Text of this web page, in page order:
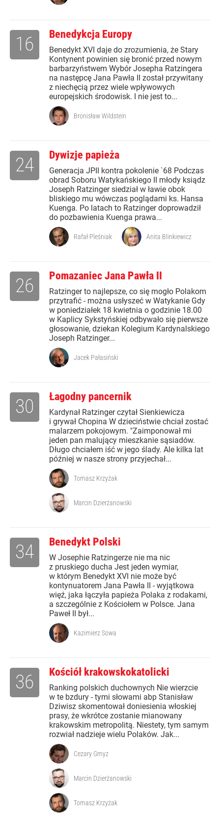
Benedykcja Europy
Benedykt XVI daje do zrozumienia, że Stary
Kontynent powinien się bronić przed nowym
barbarzyństwem Wybór Josepha Ratzingera
na następcę Jana Pawła II został przywitany
z niechęcią przez wiele wpływowych
europejskich środowisk. I nie jest to...
16
Bronisław Wildstein
Dywizje papieża
Generacja JPII kontra pokolenie `68 Podczas
obrad Soboru Watykańskiego II młody ksiądz
Joseph Ratzinger siedział w ławie obok
bliskiego mu wówczas poglądami ks. Hansa
Kuenga. Po latach to Ratzinger doprowadził
do pozbawienia Kuenga prawa...
24
Rafał Pleśniak Anita Blinkiewicz
Pomazaniec Jana Pawła II
Ratzinger to najlepsze, co się mogło Polakom
przytrafić - można usłyszeć w Watykanie Gdy
w poniedziałek 18 kwietnia o godzinie 18.00
w Kaplicy Sykstyńskiej odbywało się pierwsze
głosowanie, dziekan Kolegium Kardynalskiego
Joseph Ratzinger...
26
Jacek Pałasiński
Łagodny pancernik
Kardynał Ratzinger czytał Sienkiewicza
i grywał Chopina W dzieciństwie chciał zostać
malarzem pokojowym. "Zaimponował mi
jeden pan malujący mieszkanie sąsiadów.
Długo chciałem iść w jego ślady. Ale kilka lat
później w nasze strony przyjechał...
30
Tomasz Krzyżak
Marcin Dzierżanowski
Benedykt Polski
W Josephie Ratzingerze nie ma nic
z pruskiego ducha Jest jeden wymiar,
w którym Benedykt XVI nie może być
kontynuatorem Jana Pawła II - wyjątkowa
więź, jaka łączyła papieża Polaka z rodakami,
a szczególnie z Kościołem w Polsce. Jana
Paweł II był...
34
Kazimierz Sowa
Kościół krakowskokatolicki
Ranking polskich duchownych Nie wierzcie
w te bzdury - tymi słowami abp Stanisław
Dziwisz skomentował doniesienia włoskiej
prasy, że wkrótce zostanie mianowany
krakowskim metropolitą. Niestety, tym samym
rozwiał nadzieje wielu Polaków. Jak...
36
Cezary Gmyz
Marcin Dzierżanowski
Tomasz Krzyżak